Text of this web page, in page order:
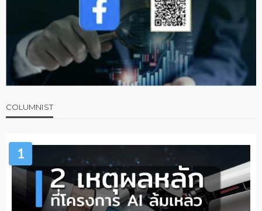
COLUMNIST
1